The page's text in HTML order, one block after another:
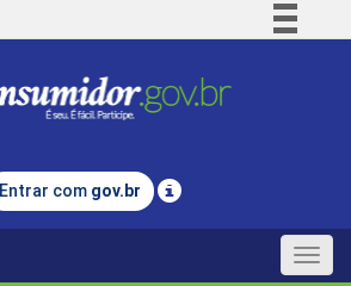
Comunica BR
Legislação
Entrar com gov.br
Toggle